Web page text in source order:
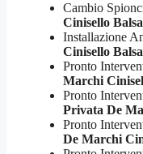
Cambio
Cinisello
Installazione
Cinisello
Pronto
Marchi
Pronto
Privata De
Pronto
De Marchi